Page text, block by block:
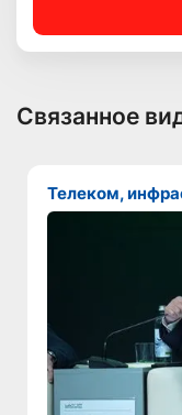
Связанное
Телеком,